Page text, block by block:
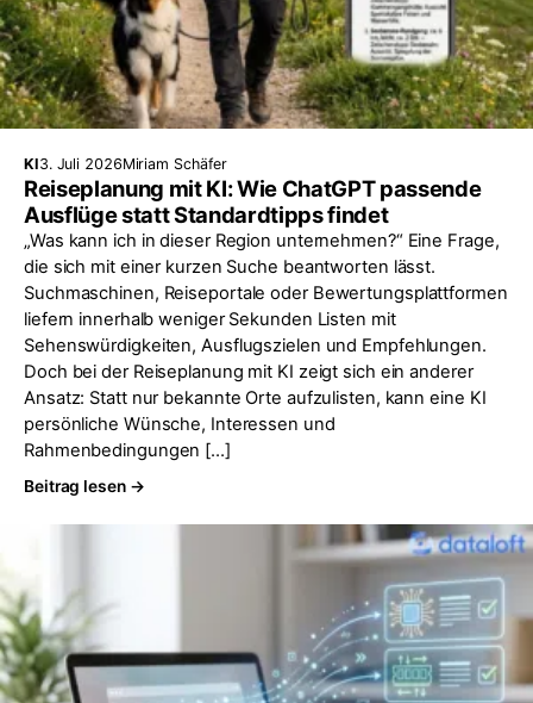
KI3. Juli 2026Miriam Schäfer
Reiseplanung mit KI: Wie ChatGPT passende
Ausflüge statt Standardtipps findet
„Was kann ich in dieser Region unternehmen?“ Eine Frage,
die sich mit einer kurzen Suche beantworten lässt.
Suchmaschinen, Reiseportale oder Bewertungsplattformen
liefern innerhalb weniger Sekunden Listen mit
Sehenswürdigkeiten, Ausflugszielen und Empfehlungen.
Doch bei der Reiseplanung mit KI zeigt sich ein anderer
Ansatz: Statt nur bekannte Orte aufzulisten, kann eine KI
persönliche Wünsche, Interessen und
Rahmenbedingungen […]
Beitrag lesen →